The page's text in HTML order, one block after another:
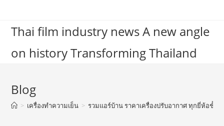
contentThai film industry news A new angle
on history Transforming Thailand
Blog
> เครื่องทำความเย็น > รวมแอร์บ้าน ราคาเครื่องปรับอากาศ ทุกยี่ห้อชั้น